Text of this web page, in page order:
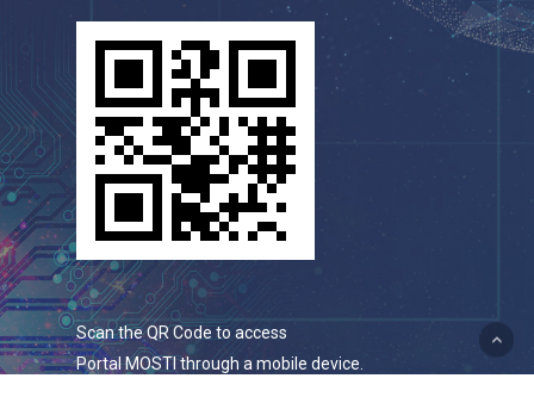
Scan the QR Code to access
Portal MOSTI through a mobile device.